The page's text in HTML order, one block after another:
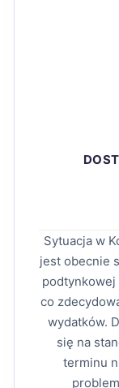
Sytuacja w
jest obecnie
podtynkowej
co
wydatków.
się na
terminu